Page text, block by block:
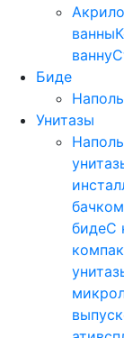
ванны
ванну
Биде
Унитазы
бачком
бидеС